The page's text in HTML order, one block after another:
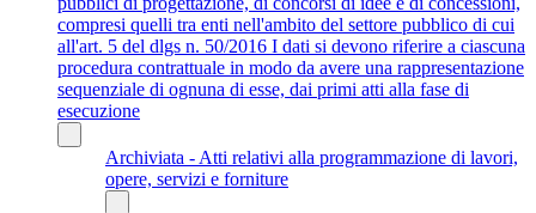
compresi quelli tra enti nell'ambito del settore pubblico di cui
all'art. 5 del dlgs n. 50/2016 I dati si devono riferire a ciascuna
procedura contrattuale in modo da avere una rappresentazione
sequenziale di ognuna di esse, dai primi atti alla fase di
esecuzione
Archiviata - Atti relativi alla programmazione di lavori,
opere, servizi e forniture